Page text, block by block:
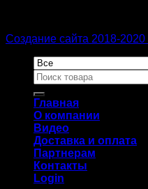
Создание сайта 2018-
Главная
О компании
Видео
Доставка и оплата
Партнерам
Контакты
Login